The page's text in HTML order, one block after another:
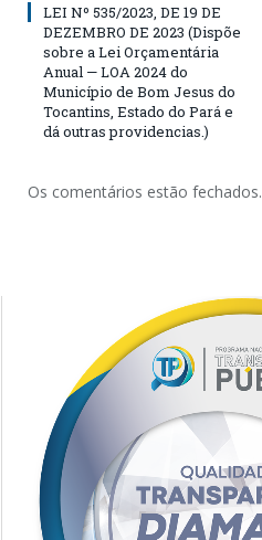
LEI Nº 535/2023, DE 19 DE
DEZEMBRO DE 2023 (Dispõe
sobre a Lei Orçamentária
Anual — LOA 2024 do
Município de Bom Jesus do
Tocantins, Estado do Pará e
dá outras providencias.)
Os comentários estão fechados.